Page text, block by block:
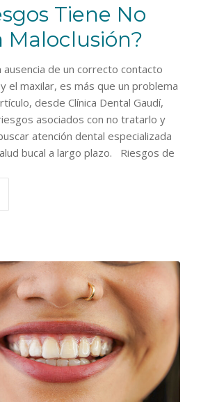
Tiene No
Maloclusión?
ausencia de un correcto contacto
el maxilar, es más que un problema
desde Clínica Dental Gaudí,
asociados con no tratarlo y
atención dental especializada
bucal a largo plazo. Riesgos de